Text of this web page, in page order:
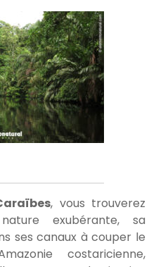
, vous trouverez
exubérante, sa
ses canaux à couper le
costaricienne,